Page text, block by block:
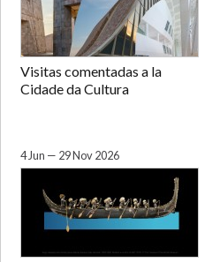
Visitas comentadas a la
Cidade da Cultura
4 Jun — 29 Nov 2026